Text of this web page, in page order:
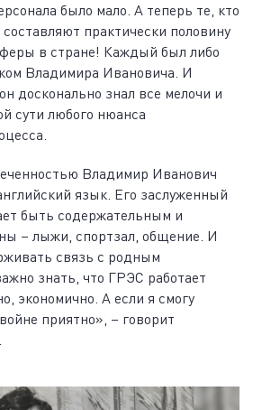
было мало. А теперь те, кто
практически половину
в стране! Каждый был либо
Владимира Ивановича. И
досконально знал все мелочи и
сути любого нюанса
Владимир Иванович
язык. Его заслуженный
быть содержательным и
– лыжи, спортзал, общение. И
связь с родным
знать, что ГРЭС работает
экономично. А если я смогу
приятно», – говорит